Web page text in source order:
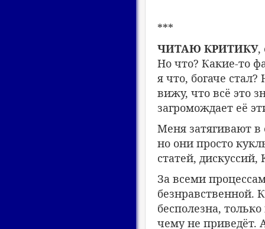
***
ЧИТАЮ КРИТИКУ,
Но что? Какие-то
я что, богаче
вижу, что всё это
загромождает её
Меня затягивают в
но они просто
статей,
За всеми
безнравственной.
бесполезна,
чему не приведёт.